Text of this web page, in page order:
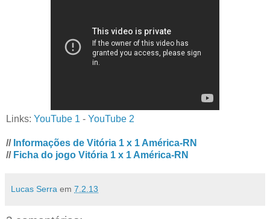
Links: YouTube 1 - YouTube 2
// Informações de Vitória 1 x 1 América-RN
// Ficha do jogo Vitória 1 x 1 América-RN
Lucas Serra em 7.2.13